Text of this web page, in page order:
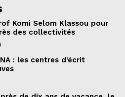
Komi Selom Klassou pour
des collectivités
: les centres d’écrit